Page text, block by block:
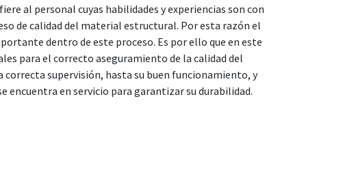
al personal cuyas habilidades y experiencias son con
de calidad del material estructural. Por esta razón el
dentro de este proceso. Es por ello que en este
para el correcto aseguramiento de la calidad del
supervisión, hasta su buen funcionamiento, y
encuentra en servicio para garantizar su durabilidad.